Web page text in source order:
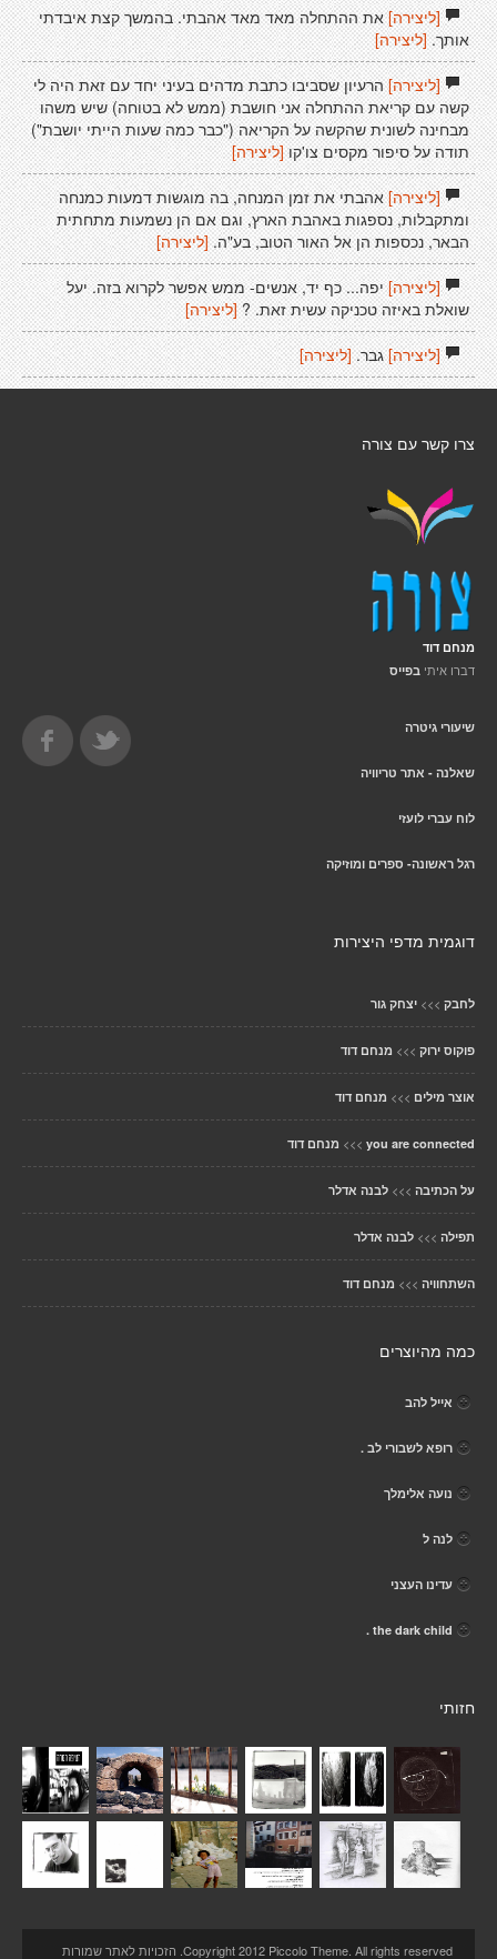
[ליצירה]את ההתחלה מאד מאד אהבתי. בהמשך קצת איבדתי
אותך. [ליצירה]
[ליצירה]הרעיון שסביבו כתבת מדהים בעיני יחד עם זאת היה לי
קשה עם קריאת ההתחלה אני חושבת (ממש לא בטוחה) שיש משהו
מבחינה לשונית שהקשה על הקריאה ("כבר כמה שעות הייתי יושבת")
תודה על סיפור מקסים צו'קו [ליצירה]
[ליצירה]אהבתי את זמן המנחה, בה מוגשות דמעות כמנחה
ומתקבלות, נספגות באהבת הארץ, וגם אם הן נשמעות מתחתית
הבאר, נכספות הן אל האור הטוב, בע"ה. [ליצירה]
[ליצירה]יפה... כף יד, אנשים- ממש אפשר לקרוא בזה. יעל
שואלת באיזה טכניקה עשית זאת. ? [ליצירה]
[ליצירה]גבר. [ליצירה]
צרו קשר עם צורה
מנחם דוד
דברו איתי בפייס
שיעורי גיטרה
שאלנה - אתר טריוויה
לוח עברי לועזי
רגל ראשונה- ספרים ומוזיקה
דוגמית מדפי היצירות
לחבק >>> יצחק גור
פוקוס ירוק >>> מנחם דוד
אוצר מילים >>> מנחם דוד
you are connected
>>> מנחם דוד
על הכתיבה >>> לבנה אדלר
תפילה >>> לבנה אדלר
השתחוויה >>> מנחם דוד
כמה מהיוצרים
אייל להב
רופא לשבורי לב .
נועה אלימלך
לנה ל
עדינו העצני
the dark child .
חזותי
Copyright 2012 Piccolo Theme. All rights reserved. הזכויות לאתר שמורות